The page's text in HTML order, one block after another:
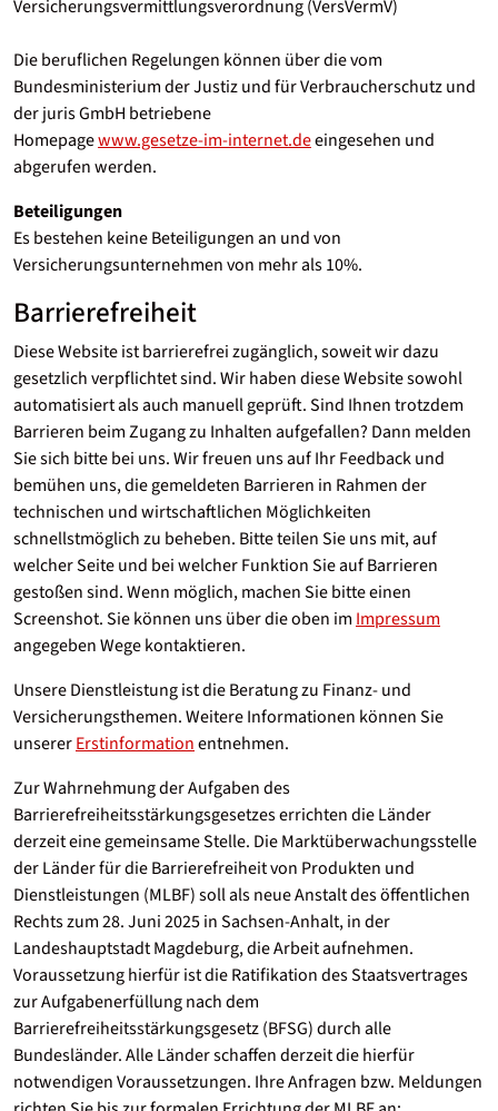
Versicherungsvermittlungsverordnung (VersVermV)
Die beruflichen Regelungen können über die vom
Bundesministerium der Justiz und für Verbraucherschutz und
der juris GmbH betriebene
Homepagewww.gesetze-im-internet.deeingesehen und
abgerufen werden.
Beteiligungen
Es bestehen keine Beteiligungen an und von
Versicherungsunternehmen von mehr als 10%.
Barrierefreiheit
Diese Website ist barrierefrei zugänglich, soweit wir dazu
gesetzlich verpflichtet sind. Wir haben diese Website sowohl
automatisiert als auch manuell geprüft. Sind Ihnen trotzdem
Barrieren beim Zugang zu Inhalten aufgefallen? Dann melden
Sie sich bitte bei uns. Wir freuen uns auf Ihr Feedback und
bemühen uns, die gemeldeten Barrieren in Rahmen der
technischen und wirtschaftlichen Möglichkeiten
schnellstmöglich zu beheben. Bitte teilen Sie uns mit, auf
welcher Seite und bei welcher Funktion Sie auf Barrieren
gestoßen sind. Wenn möglich, machen Sie bitte einen
Screenshot. Sie können uns über die oben im Impressum
angegeben Wege kontaktieren.
Unsere Dienstleistung ist die Beratung zu Finanz- und
Versicherungsthemen. Weitere Informationen können Sie
unsererErstinformationentnehmen.
Zur Wahrnehmung der Aufgaben des
Barrierefreiheitsstärkungsgesetzes errichten die Länder
derzeit eine gemeinsame Stelle. Die Marktüberwachungsstelle
der Länder für die Barrierefreiheit von Produkten und
Dienstleistungen (MLBF) soll als neue Anstalt des öffentlichen
Rechts zum 28. Juni 2025 in Sachsen-Anhalt, in der
Landeshauptstadt Magdeburg, die Arbeit aufnehmen.
Voraussetzung hierfür ist die Ratifikation des Staatsvertrages
zur Aufgabenerfüllung nach dem
Barrierefreiheitsstärkungsgesetz (BFSG) durch alle
Bundesländer. Alle Länder schaffen derzeit die hierfür
notwendigen Voraussetzungen. Ihre Anfragen bzw. Meldungen